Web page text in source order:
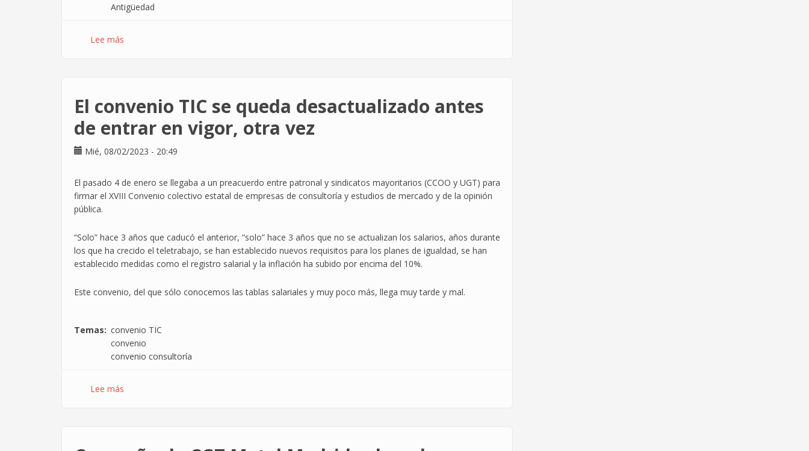
Antigüedad
Lee más
te
a
el
con
el
TIC.
Nada.
O
El convenio TIC se queda desactualizado antes
de entrar en vigor, otra vez
Mié, 08/02/2023 - 20:49
El pasado 4 de enero se llegaba a un preacuerdo entre patronal y sindicatos mayoritarios (CCOO y UGT) para
firmar el XVIII Convenio colectivo estatal de empresas de consultoría y estudios de mercado y de la opinión
pública.
“Solo” hace 3 años que caducó el anterior, “solo” hace 3 años que no se actualizan los salarios, años durante
los que ha crecido el teletrabajo, se han establecido nuevos requisitos para los planes de igualdad, se han
establecido medidas como el registro salarial y la inflación ha subido por encima del 10%.
Este convenio, del que sólo conocemos las tablas salariales y muy poco más, llega muy tarde y mal.
Temas
convenio TIC
convenio
convenio consultoría
Lee más